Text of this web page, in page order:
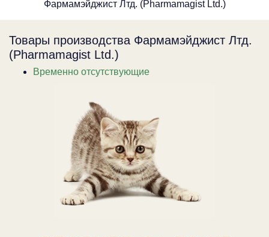
Фармамэйджист Лтд. (Pharmamagist Ltd.)
Товары производства Фармамэйджист Лтд.
(Pharmamagist Ltd.)
Временно отсутствующие